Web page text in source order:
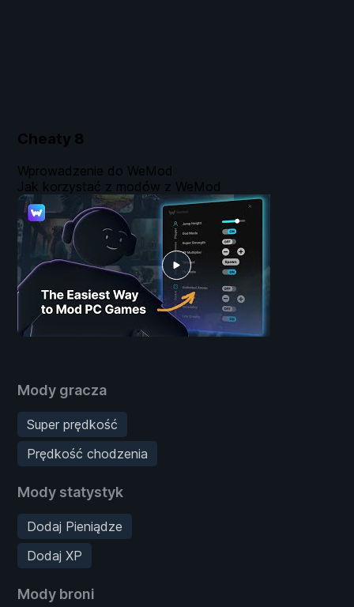
Cheaty 8
Mody gracza
Super prędkość
Prędkość chodzenia
Mody statystyk
Dodaj Pieniądze
Dodaj XP
Mody broni
Wprowadzenie do WeMod
Jak korzystać z modów z WeMod